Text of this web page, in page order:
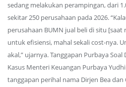
sedang melakukan perampingan, dari
sekitar 250 perusahaan pada 2026.
perusahaan BUMN jual beli di situ
untuk efisiensi, mahal sekali cost-nya.
akal,” ujarnya. Tanggapan Purbaya
Kasus Menteri Keuangan Purbaya
tanggapan perihal nama Dirjen Bea